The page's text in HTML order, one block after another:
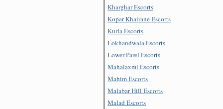
Kharghar Escorts
Kopar Khairane Escorts
Kurla Escorts
Lokhandwala Escorts
Lower Parel Escorts
Mahalaxmi Escorts
Mahim Escorts
Malabar Hill Escorts
Malad Escorts